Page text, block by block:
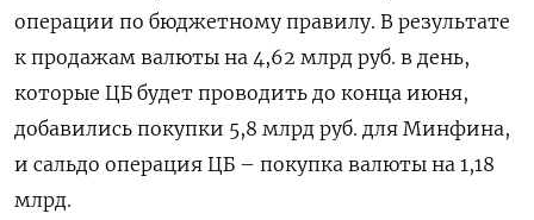
операции по бюджетному правилу. В результате
к продажам валюты на 4,62 млрд руб. в день,
которые ЦБ будет проводить до конца июня,
добавились покупки 5,8 млрд руб. для Минфина,
и сальдо операция ЦБ – покупка валюты на 1,18
млрд.